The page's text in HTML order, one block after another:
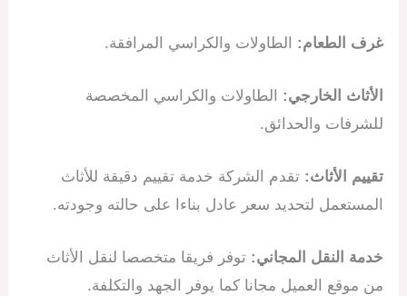
غرف الطعام: الطاولات والكراسي المرافقة.
الأثاث الخارجي: الطاولات والكراسي المخصصة
للشرفات والحدائق.
تقييم الأثاث: تقدم الشركة خدمة تقييم دقيقة للأثاث
المستعمل لتحديد سعر عادل بناءا على حالته وجودته.
خدمة النقل المجاني: توفر فريقا متخصصا لنقل الأثاث
من موقع العميل مجانا كما يوفر الجهد والتكلفة.